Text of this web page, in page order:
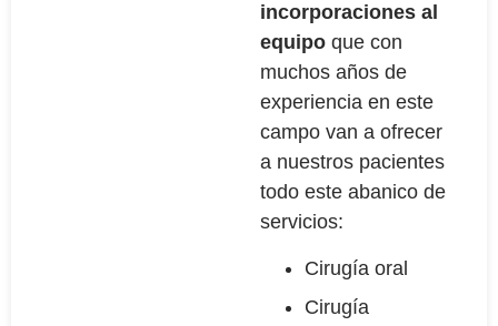
incorporaciones al
equipo que con
muchos años de
experiencia en este
campo van a ofrecer
a nuestros pacientes
todo este abanico de
servicios:
Cirugía oral
Cirugía